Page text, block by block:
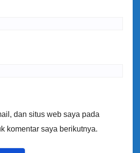
dan situs web saya pada
komentar saya berikutnya.